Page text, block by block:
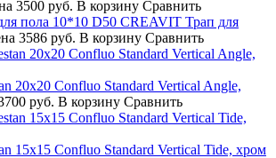
3500 руб. В корзину Сравнить
CREAVIT Трап для
3586 руб. В корзину Сравнить
20х20 Confluo Standard Vertical Angle,
руб. В корзину Сравнить
15х15 Confluo Standard Vertical Tide, хром